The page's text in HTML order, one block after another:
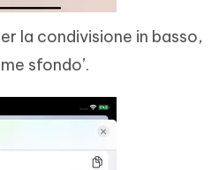
la condivisione in basso,
sfondo’.